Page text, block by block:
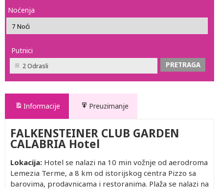
Noćenja
Putnici
2 Odrasli
Informacije Preuzimanje
FALKENSTEINER CLUB GARDEN
CALABRIA Hotel
Lokacija: Hotel se nalazi na 10 min vožnje od aerodroma
Lemezia Terme, a 8 km od istorijskog centra Pizzo sa
barovima, prodavnicama i restoranima. Plaža se nalazi na